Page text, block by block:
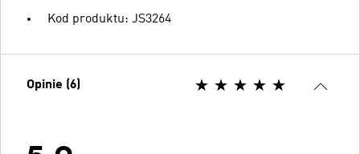
Kod produktu: JS3264
Opinie (6)